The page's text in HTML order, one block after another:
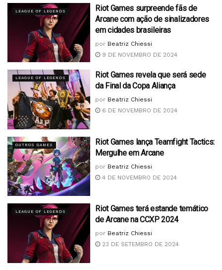
LEAGUE OF LEGENDS
Riot Games surpreende fãs de
Arcane com ação de sinalizadores
em cidades brasileiras
por Beatriz Chiessi
9 DE NOVEMBRO DE 2024
LEAGUE OF LEGENDS
Riot Games revela que será sede
da Final da Copa Aliança
por Beatriz Chiessi
6 DE NOVEMBRO DE 2024
OUTROS GAMES
Riot Games lança Teamfight Tactics:
Mergulhe em Arcane
por Beatriz Chiessi
4 DE NOVEMBRO DE 2024
LEAGUE OF LEGENDS
Riot Games terá estande temático
de Arcane na CCXP 2024
por Beatriz Chiessi
23 DE SETEMBRO DE 2024